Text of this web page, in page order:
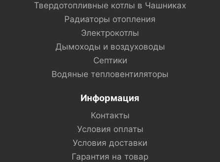
Твердотопливные котлы в Чашниках
Радиаторы отопления
Электрокотлы
Дымоходы и воздуховоды
Септики
Водяные тепловентиляторы
Информация
Контакты
Условия оплаты
Условия доставки
Гарантия на товар